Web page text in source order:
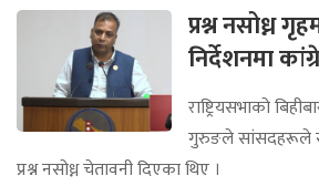
प्रश्न नसोध्न
निर्देशनमा
राष्ट्रियसभाको
गुरुङले सांसदहरूले
प्रश्न नसोध्न चेतावनी दिएका थिए ।